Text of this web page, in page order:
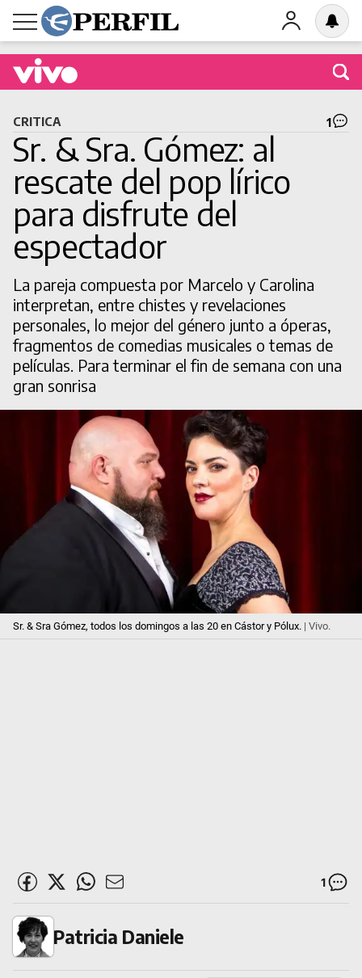
BUSCAR
CRITICA 1
Sr. & Sra. Gómez: al
rescate del pop lírico
para disfrute del
espectador
La pareja compuesta por Marcelo y Carolina
interpretan, entre chistes y revelaciones
personales, lo mejor del género junto a óperas,
fragmentos de comedias musicales o temas de
películas. Para terminar el fin de semana con una
gran sonrisa
Sr. & Sra Gómez, todos los domingos a las 20 en Cástor y Pólux. | Vivo.
1
Patricia Daniele